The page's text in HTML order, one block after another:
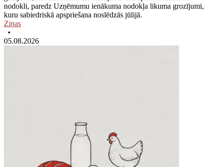
nodokli, paredz Uzņēmumu ienākuma nodokļa likuma grozījumi,
kuru sabiedriskā apspriešana noslēdzās jūlijā.
Ziņas
•
05.08.2026